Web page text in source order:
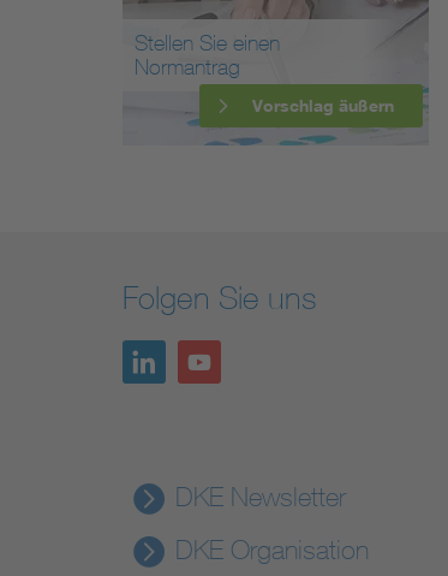
Stellen Sie einen
Normantrag
Vorschlag äußern
Folgen Sie uns
DKE Newsletter
DKE Organisation